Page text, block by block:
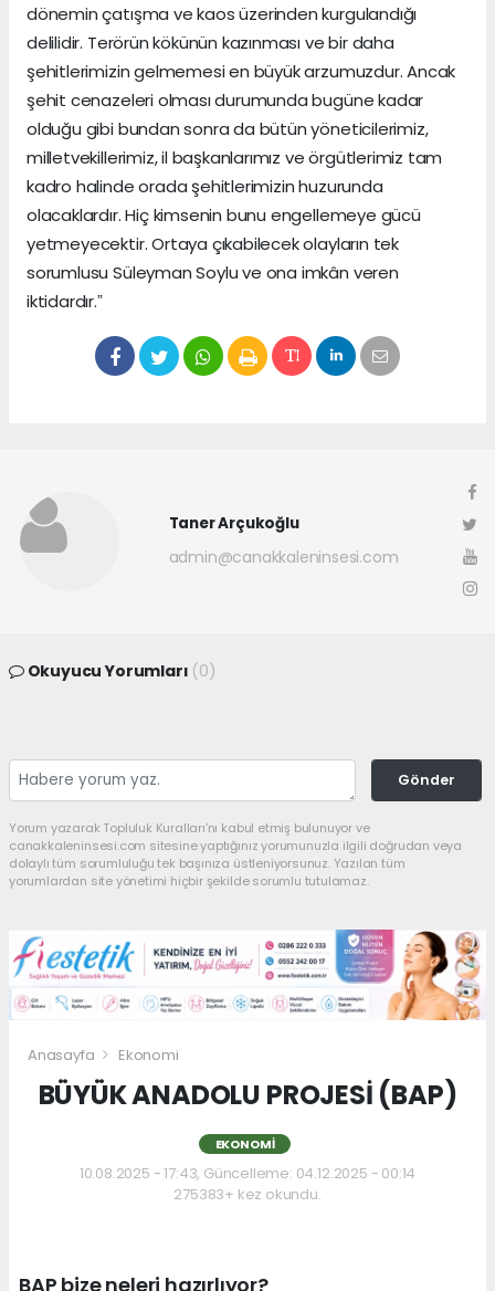
dönemin çatışma ve kaos üzerinden kurgulandığı
delilidir. Terörün kökünün kazınması ve bir daha
şehitlerimizin gelmemesi en büyük arzumuzdur. Ancak
şehit cenazeleri olması durumunda bugüne kadar
olduğu gibi bundan sonra da bütün yöneticilerimiz,
milletvekillerimiz, il başkanlarımız ve örgütlerimiz tam
kadro halinde orada şehitlerimizin huzurunda
olacaklardır. Hiç kimsenin bunu engellemeye gücü
yetmeyecektir. Ortaya çıkabilecek olayların tek
sorumlusu Süleyman Soylu ve ona imkân veren
iktidardır.ˮ
Taner Arçukoğlu
admin@canakkaleninsesi.com
Okuyucu Yorumları (0)
Gönder
Yorum yazarak Topluluk Kuralları’nı kabul etmiş bulunuyor ve
canakkaleninsesi.com sitesine yaptığınız yorumunuzla ilgili doğrudan veya
dolaylı tüm sorumluluğu tek başınıza üstleniyorsunuz. Yazılan tüm
yorumlardan site yönetimi hiçbir şekilde sorumlu tutulamaz.
Anasayfa Ekonomi
BÜYÜK ANADOLU PROJESİ (BAP)
EKONOMI
10.08.2025 - 17:43, Güncelleme: 04.12.2025 - 00:14
275383+ kez okundu.
BAP bize neleri hazırlıyor?